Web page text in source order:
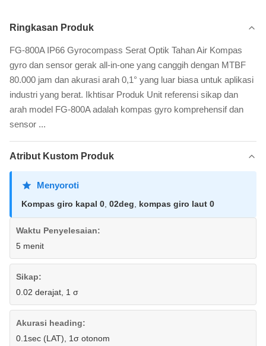
Ringkasan Produk
FG-800A IP66 Gyrocompass Serat Optik Tahan Air Kompas
gyro dan sensor gerak all-in-one yang canggih dengan MTBF
80.000 jam dan akurasi arah 0,1° yang luar biasa untuk aplikasi
industri yang berat. Ikhtisar Produk Unit referensi sikap dan
arah model FG-800A adalah kompas gyro komprehensif dan
sensor ...
Atribut Kustom Produk
Menyoroti
Kompas giro kapal 0 02deg kompas giro laut 0
Waktu Penyelesaian:
5 menit
Sikap:
0.02 derajat, 1 σ
Akurasi heading:
0.1sec (LAT), 1σ otonom